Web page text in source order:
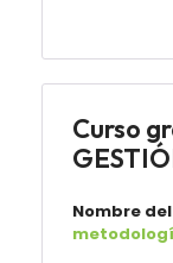
Curso
Nombre